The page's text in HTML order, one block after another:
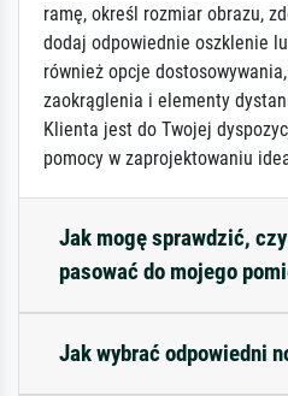
ramę, określ rozmiar obrazu,
dodaj odpowiednie oszklenie
również opcje
zaokrąglenia i elementy
Klienta jest do Twojej
pomocy w zaprojektowaniu
Jak mogę sprawdzić,
pasować do mojego
Jak wybrać odpowiedni